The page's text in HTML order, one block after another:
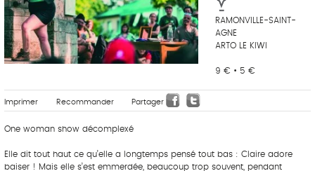
RAMONVILLE-SAINT-
AGNE
ARTO LE KIWI
9 € • 5 €
Imprimer Recommander Partager
One woman show décomplexé
Elle dit tout haut ce qu’elle a longtemps pensé tout bas : Claire adore
baiser ! Mais elle s’est emmerdée, beaucoup trop souvent, pendant